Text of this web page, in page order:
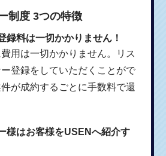
制度 3つの特徴
料は一切かかりません！
用は一切かかりません。リス
登録をしていただくことがで
が成約するごとに手数料で還
はお客様をUSENへ紹介す